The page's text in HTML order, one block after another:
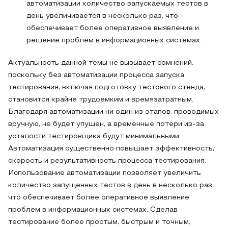
автоматизации количество запускаемых тестов в
день увеличивается в несколько раз, что
обеспечивает более оперативное выявление и
решение проблем в информационных системах.
Актуальность данной темы не вызывает сомнений,
поскольку без автоматизации процесса запуска
тестирования, включая подготовку тестового стенда,
становится крайне трудоемким и времязатратным.
Благодаря автоматизации ни один из этапов, проводимых
вручную, не будет упущен, а временные потери из-за
усталости тестировщика будут минимальными.
Автоматизация существенно повышает эффективность,
скорость и результативность процесса тестирования.
Использование автоматизации позволяет увеличить
количество запущенных тестов в день в несколько раз,
что обеспечивает более оперативное выявление
проблем в информационных системах. Сделав
тестирование более простым, быстрым и точным,